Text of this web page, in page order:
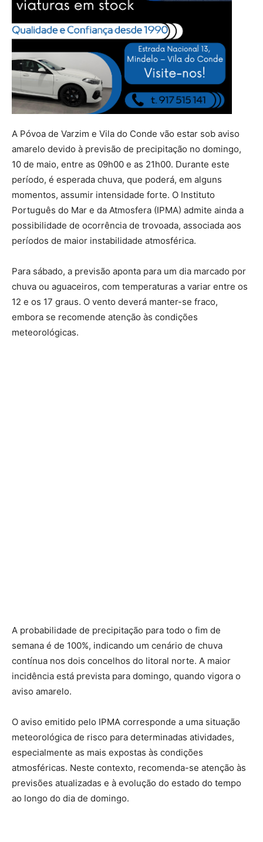
A Póvoa de Varzim e Vila do Conde vão estar sob aviso
amarelo devido à previsão de precipitação no domingo,
10 de maio, entre as 09h00 e as 21h00. Durante este
período, é esperada chuva, que poderá, em alguns
momentos, assumir intensidade forte. O Instituto
Português do Mar e da Atmosfera (IPMA) admite ainda a
possibilidade de ocorrência de trovoada, associada aos
períodos de maior instabilidade atmosférica.
Para sábado, a previsão aponta para um dia marcado por
chuva ou aguaceiros, com temperaturas a variar entre os
12 e os 17 graus. O vento deverá manter-se fraco,
embora se recomende atenção às condições
meteorológicas.
A probabilidade de precipitação para todo o fim de
semana é de 100%, indicando um cenário de chuva
contínua nos dois concelhos do litoral norte. A maior
incidência está prevista para domingo, quando vigora o
aviso amarelo.
O aviso emitido pelo IPMA corresponde a uma situação
meteorológica de risco para determinadas atividades,
especialmente as mais expostas às condições
atmosféricas. Neste contexto, recomenda-se atenção às
previsões atualizadas e à evolução do estado do tempo
ao longo do dia de domingo.